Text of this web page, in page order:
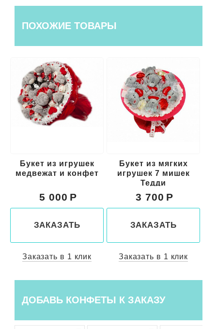
ПОХОЖИЕ ТОВАРЫ
Букет из игрушек
медвежат и конфет
5 000
ЗАКАЗАТЬ
Заказать в 1 клик
Букет из мягких
игрушек 7 мишек
Тедди
3 700
ЗАКАЗАТЬ
Заказать в 1 клик
ДОБАВЬ КОНФЕТЫ К ЗАКАЗУ